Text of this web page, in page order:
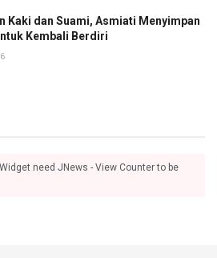
Kaki dan Suami, Asmiati Menyimpan
Kembali Berdiri
need JNews - View Counter to be